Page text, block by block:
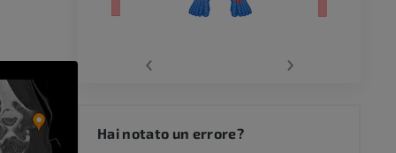
ginocchio
‹ ›
Hai notato un errore?